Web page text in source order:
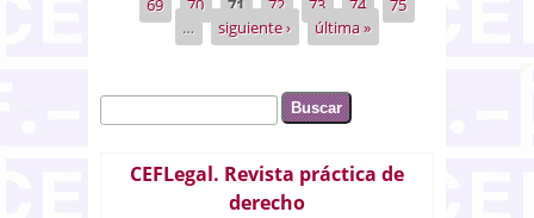
…
siguiente › última »
Formulario de búsqueda
Buscar
CEFLegal. Revista práctica de
derecho